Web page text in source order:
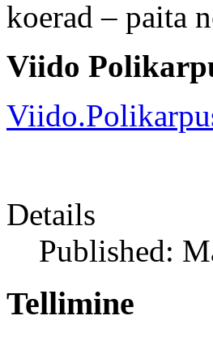
koerad – paita
Viido
Details
Published:
Tellimine